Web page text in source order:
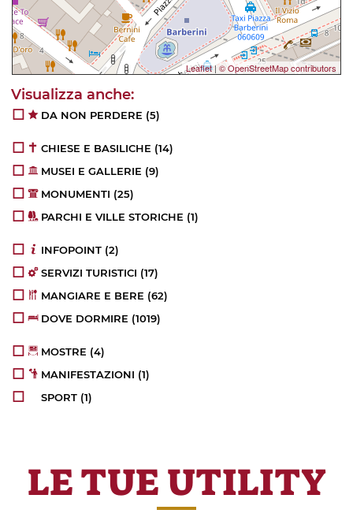
Leaflet|© OpenStreetMap contributors
DA NON PERDERE (5)
CHIESE E BASILICHE (14)
MUSEI E GALLERIE (9)
MONUMENTI (25)
PARCHI E VILLE STORICHE (1)
INFOPOINT (2)
SERVIZI TURISTICI (17)
MANGIARE E BERE (62)
DOVE DORMIRE (1019)
MOSTRE (4)
MANIFESTAZIONI (1)
SPORT (1)
LE TUE UTILITY